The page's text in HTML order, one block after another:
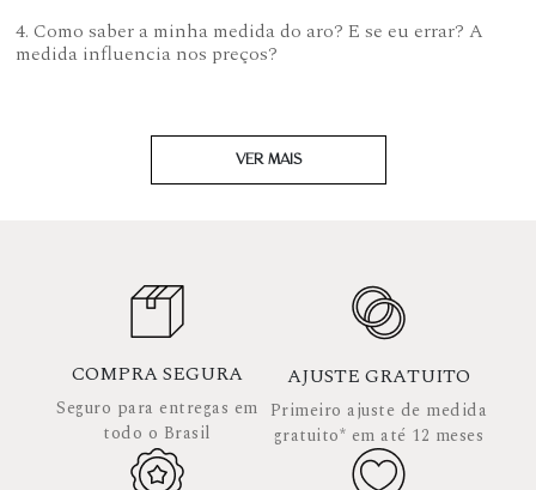
4. Como saber a minha medida do aro? E se eu errar? A
medida influencia nos preços?
VER MAIS
COMPRA SEGURA
Seguro para entregas em
todo o Brasil
AJUSTE GRATUITO
Primeiro ajuste de medida
gratuito* em até 12 meses